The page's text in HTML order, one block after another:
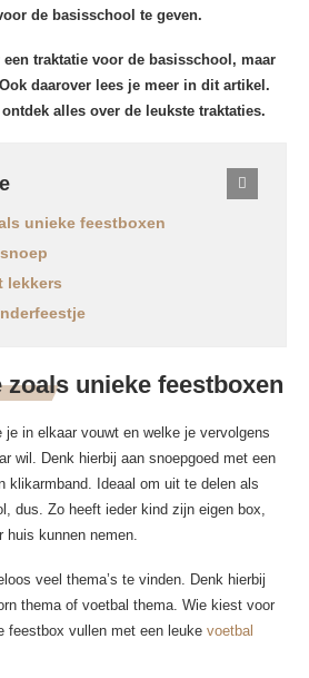
de basisschool te geven.
traktatie voor de basisschool, maar
daarover lees je meer in dit artikel.
alles over de leukste traktaties.
unieke feestboxen
lekkers
unieke feestboxen
je in elkaar vouwt en welke je vervolgens
wil. Denk hierbij aan snoepgoed met een
klikarmband. Ideaal om uit te delen als
dus. Zo heeft ieder kind zijn eigen box,
huis kunnen nemen.
veel thema’s te vinden. Denk hierbij
thema of voetbal thema. Wie kiest voor
feestbox vullen met een leuke voetbal